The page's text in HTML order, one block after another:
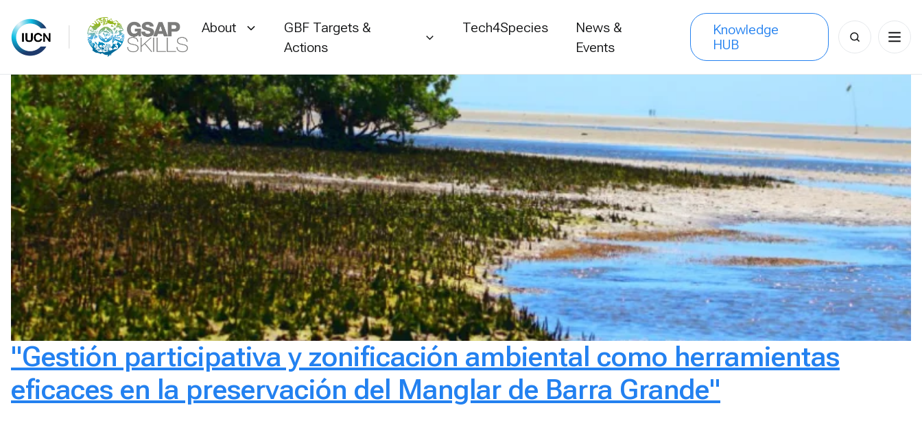
Skip
to
content
About
GBF Targets &
Actions
Tech4Species
News &
Events
Knowledge
HUB
Search
for:
"Gestión participativa y zonificación ambiental como herramientas
eficaces en la preservación del Manglar de Barra Grande"